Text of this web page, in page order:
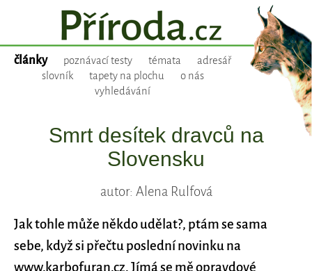
články poznávací testy témata
adresář
slovník
tapety na plochu
o nás
vyhledávání
Smrt desítek dravců na
Slovensku
autor: Alena Rulfová
Jak tohle může někdo udělat?, ptám se sama
sebe, když si přečtu poslední novinku na
www.karbofuran.cz. Jímá se mě opravdové